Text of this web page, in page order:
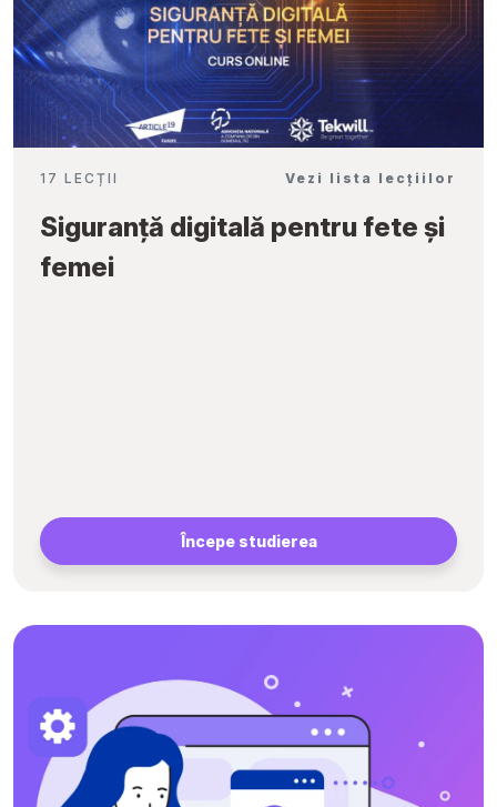
17 LECȚII Vezi lista lecțiilor
Siguranță digitală pentru fete și
femei
Începe studierea